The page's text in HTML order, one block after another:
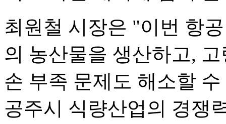
최원철 시장은 "이번 항
의 농산물을 생산하고,
손 부족 문제도 해소할
공주시 식량산업의 경쟁